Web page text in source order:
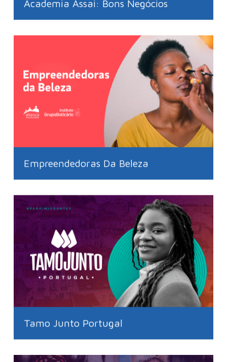
Academia Assai: Bons Negócios
Empreendedoras Da Beleza
Tamo Junto Portugal